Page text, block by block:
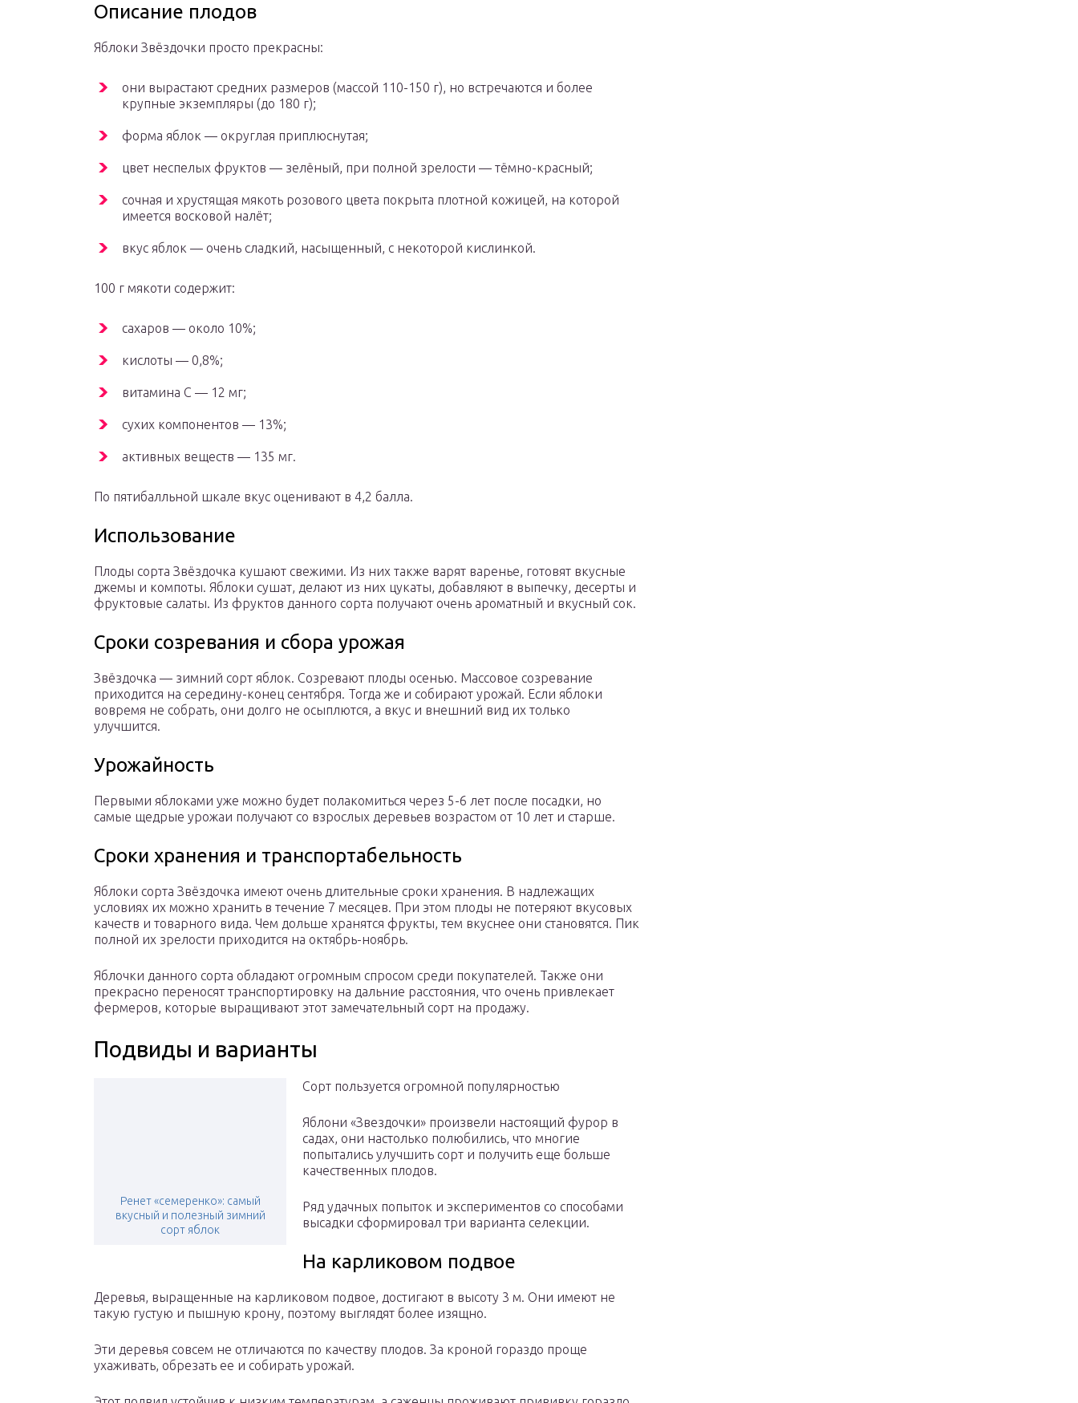
Описание плодов
Яблоки Звёздочки просто прекрасны:
они вырастают средних размеров (массой 110-150 г), но встречаются и более
крупные экземпляры (до 180 г);
форма яблок — округлая приплюснутая;
цвет неспелых фруктов — зелёный, при полной зрелости — тёмно-красный;
сочная и хрустящая мякоть розового цвета покрыта плотной кожицей, на которой
имеется восковой налёт;
вкус яблок — очень сладкий, насыщенный, с некоторой кислинкой.
100 г мякоти содержит:
сахаров — около 10%;
кислоты — 0,8%;
витамина С — 12 мг;
сухих компонентов — 13%;
активных веществ — 135 мг.
По пятибалльной шкале вкус оценивают в 4,2 балла.
Использование
Плоды сорта Звёздочка кушают свежими. Из них также варят варенье, готовят вкусные
джемы и компоты. Яблоки сушат, делают из них цукаты, добавляют в выпечку, десерты и
фруктовые салаты. Из фруктов данного сорта получают очень ароматный и вкусный сок.
Сроки созревания и сбора урожая
Звёздочка — зимний сорт яблок. Созревают плоды осенью. Массовое созревание
приходится на середину-конец сентября. Тогда же и собирают урожай. Если яблоки
вовремя не собрать, они долго не осыплются, а вкус и внешний вид их только
улучшится.
Урожайность
Первыми яблоками уже можно будет полакомиться через 5-6 лет после посадки, но
самые щедрые урожаи получают со взрослых деревьев возрастом от 10 лет и старше.
Сроки хранения и транспортабельность
Яблоки сорта Звёздочка имеют очень длительные сроки хранения. В надлежащих
условиях их можно хранить в течение 7 месяцев. При этом плоды не потеряют вкусовых
качеств и товарного вида. Чем дольше хранятся фрукты, тем вкуснее они становятся. Пик
полной их зрелости приходится на октябрь-ноябрь.
Яблочки данного сорта обладают огромным спросом среди покупателей. Также они
прекрасно переносят транспортировку на дальние расстояния, что очень привлекает
фермеров, которые выращивают этот замечательный сорт на продажу.
Подвиды и варианты
Ренет «семеренко»: самый
вкусный и полезный зимний
сорт яблок
Сорт пользуется огромной популярностью
Яблони «Звездочки» произвели настоящий фурор в
садах, они настолько полюбились, что многие
попытались улучшить сорт и получить еще больше
качественных плодов.
Ряд удачных попыток и экспериментов со способами
высадки сформировал три варианта селекции.
На карликовом подвое
Деревья, выращенные на карликовом подвое, достигают в высоту 3 м. Они имеют не
такую густую и пышную крону, поэтому выглядят более изящно.
Эти деревья совсем не отличаются по качеству плодов. За кроной гораздо проще
ухаживать, обрезать ее и собирать урожай.